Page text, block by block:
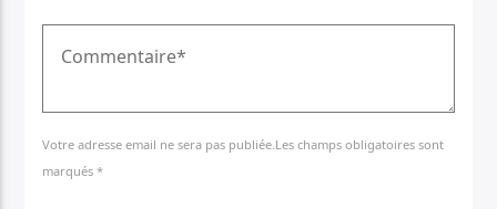
Votre adresse email ne sera pas publiée.Les champs obligatoires sont
marqués *